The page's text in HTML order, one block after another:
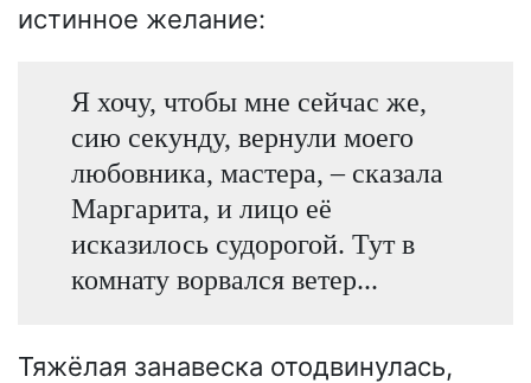
истинное желание:
Я хочу, чтобы мне сейчас же,
сию секунду, вернули моего
любовника, мастера, – сказала
Маргарита, и лицо её
исказилось судорогой. Тут в
комнату ворвался ветер...
Тяжёлая занавеска отодвинулась,